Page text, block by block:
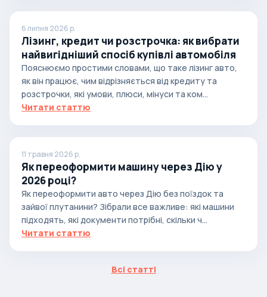
6 липня 2026 р.
Лізинг, кредит чи розстрочка: як вибрати
найвигідніший спосіб купівлі автомобіля
Пояснюємо простими словами, що таке лізинг авто,
як він працює, чим відрізняється від кредиту та
розстрочки, які умови, плюси, мінуси та ком...
Читати статтю
11 травня 2026 р.
Як переоформити машину через Дію у
2026 році?
Як переоформити авто через Дію без поїздок та
зайвої плутанини? Зібрали все важливе: які машини
підходять, які документи потрібні, скільки ч...
Читати статтю
Всі статті